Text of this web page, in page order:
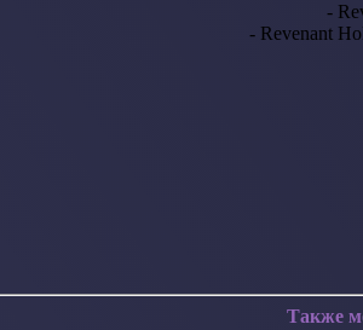
-
- Revenant
Также